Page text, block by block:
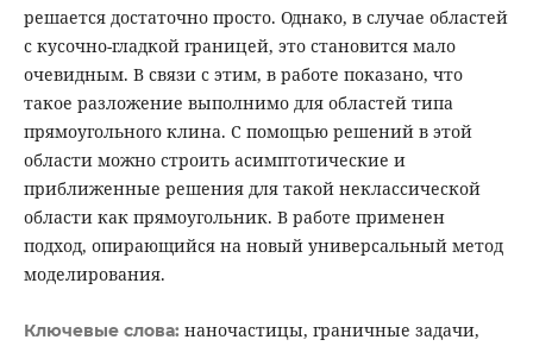
решается достаточно просто. Однако, в случае областей
с кусочно-гладкой границей, это становится мало
очевидным. В связи с этим, в работе показано, что
такое разложение выполнимо для областей типа
прямоугольного клина. С помощью решений в этой
области можно строить асимптотические и
приближенные решения для такой неклассической
области как прямоугольник. В работе применен
подход, опирающийся на новый универсальный метод
моделирования.
Ключевые слова: наночастицы, граничные задачи,